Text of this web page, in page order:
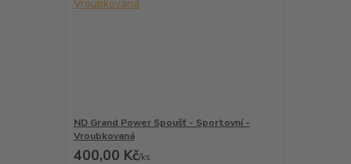
ND Grand Power Spoušť - Sportovní -
Vroubkovaná
400,00 Kč/ks